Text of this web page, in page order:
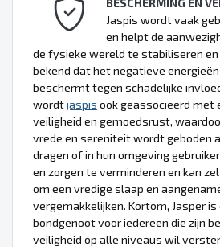
Jaspis wordt vaak
en helpt de
de fysieke wereld te stabiliseren
bekend dat het negatieve
beschermt tegen schadelijke
wordtjaspis ook geassocieerd met
veiligheid en gemoedsrust,
vrede en sereniteit wordt geboden
dragen of in hun omgeving
en zorgen te verminderen en kan
om een vredige slaap en
vergemakkelijken. Kortom, Jasper
bondgenoot voor iedereen die zijn
veiligheid op alle niveaus wil